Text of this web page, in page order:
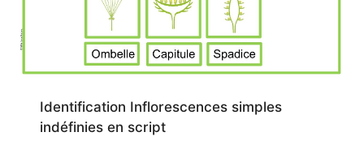
Identification Inflorescences simples
indéfinies en script